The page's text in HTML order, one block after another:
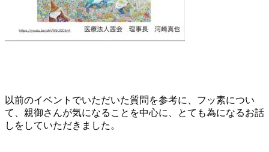
以前のイベントでいただいた質問を参考に、フッ素につい
て、親御さんが気になることを中心に、とても為になるお話
しをしていただきました。